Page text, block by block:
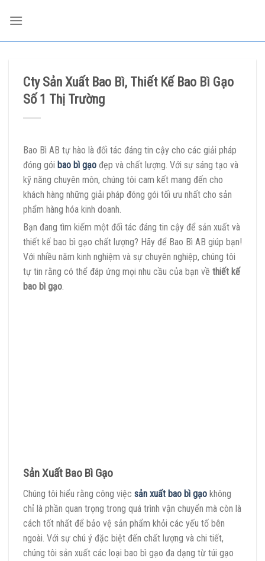
Cty Sản Xuất Bao Bì, Thiết Kế Bao Bì Gạo
Số 1 Thị Trường
Bao Bì AB tự hào là đối tác đáng tin cậy cho các giải pháp
đóng gói bao bì gạo đẹp và chất lượng. Với sự sáng tạo và
kỹ năng chuyên môn, chúng tôi cam kết mang đến cho
khách hàng những giải pháp đóng gói tối ưu nhất cho sản
phẩm hàng hóa kinh doanh.
Bạn đang tìm kiếm một đối tác đáng tin cậy để sản xuất và
thiết kế bao bì gạo chất lượng? Hãy để Bao Bì AB giúp bạn!
Với nhiều năm kinh nghiệm và sự chuyên nghiệp, chúng tôi
tự tin rằng có thể đáp ứng mọi nhu cầu của bạn về thiết kế
bao bì gạo.
Sản Xuất Bao Bì Gạo
Chúng tôi hiểu rằng công việc sản xuất bao bì gạo không
chỉ là phần quan trọng trong quá trình vận chuyển mà còn là
cách tốt nhất để bảo vệ sản phẩm khỏi các yếu tố bên
ngoài. Với sự chú ý đặc biệt đến chất lượng và chi tiết,
chúng tôi sản xuất các loại bao bì gạo đa dạng từ túi gạo